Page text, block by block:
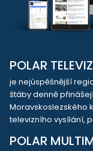
POLAR
je nejúspěšnější
štáby denně
Moravskoslezského
televizního vysílání,
POLAR